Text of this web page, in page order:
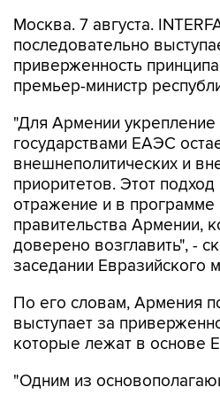
Москва. 7 августа.
последовательно
приверженность
премьер-министр
"Для Армении укрепление
государствами ЕАЭС
внешнеполитических и
приоритетов. Этот
отражение и в программе
правительства Армении,
доверено возглавить", -
заседании Евразийского
По его словам, Армения
выступает за
которые лежат в основе
"Одним из